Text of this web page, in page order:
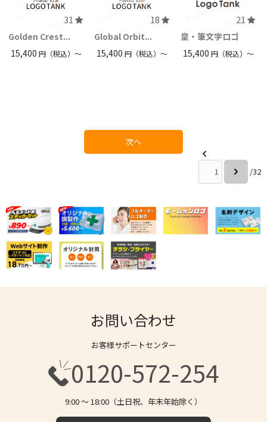
31
Golden Crest...
15,400 円（税込）〜
18
Global Orbit...
15,400円（税込）〜
21
皇・筆文字ロゴ
15,400 円（税込）〜
次へ
/32
お問い合わせ
お客様サポートセンター
0120-572-254
9:00 〜 18:00（土日祝、年末年始除く）